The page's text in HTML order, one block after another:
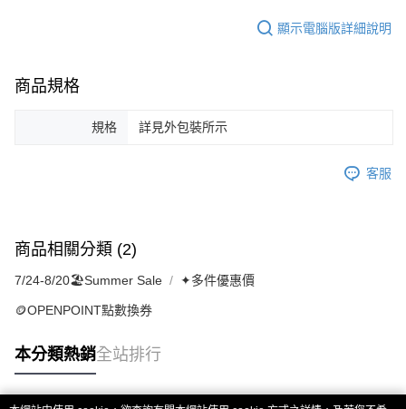
顯示電腦版詳細說明
商品規格
規格 詳見外包裝所示
客服
商品相關分類 (2)
7/24-8/20🏖️Summer Sale ✦多件優惠價
🪙OPENPOINT點數換券
本分類熱銷全站排行